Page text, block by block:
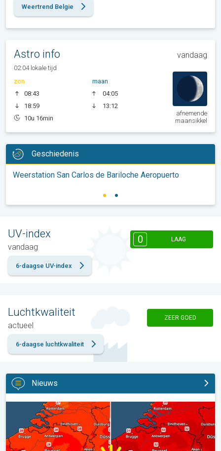
Weertrend Belgie
Astro info vandaag
02:04 lokale tijd
zon
08:43
18:59
10u 16min
maan
04:05
13:12
afnemende
maansikkel
Geschiedenis
Weerstation San Carlos de Bariloche Aeropuerto
UV-index
vandaag
0 LAAG
6-daagse UV-index
Luchtkwaliteit
actueel
ZEER GOED
6-daagse luchtkwaliteit
Nieuws
Volop zon en zomerse warmte. Weekendweer. . .